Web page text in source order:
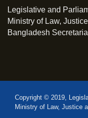
Legislative and
Ministry of Law,
Bangladesh
Copyright © 2019,
Ministry of Law, Justice